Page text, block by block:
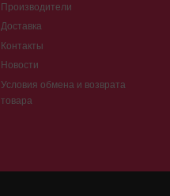
Производители
Доставка
Контакты
Новости
Условия обмена и возврата
товара